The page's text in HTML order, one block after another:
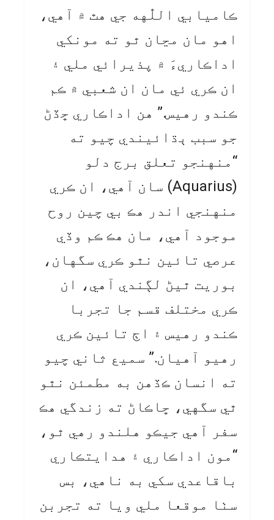
ڪاميابي اللّٰهه جي هٿ ۾ آهي،
اهو مان مڃان ٿو ته مونکي
اداڪاريءَ ۾ پذيرائي ملي ۽
ان ڪري ئي مان ان شعبي ۾ ڪم
ڪندو رهيس.” هن اداڪاري ڇڏڻ
جو سبب ٻڌائيندي چيو ته
“منهنجو تعلق برج دلو
(Aquarius) سان آهي، ان ڪري
منهنجي اندر هڪ بي چين روح
موجود آهي، مان هڪ ڪم وڏي
عرصي تائين نٿو ڪري سگهان،
بوريت ٿيڻ لڳندي آهي، ان
ڪري مختلف قسم جا تجربا
ڪندو رهيس ۽ اڄ تائين ڪري
رهيو آهيان.” سميع ثاني چيو
ته انسان ڪڏهن به مطمئن نٿو
ٿي سگهي، ڇاڪاڻ ته زندگي هڪ
سفر آهي جيڪو هلندو رهي ٿو،
“مون اداڪاري ۽ هدايتڪاري
باقاعدي سکي به ناهي، بس
سٺا موقعا ملي ويا ته تجربن